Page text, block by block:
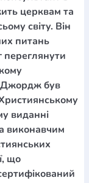
номером: +38
церквам та
світу. Він
питань
Джордж був
виданні
виконавчим
що